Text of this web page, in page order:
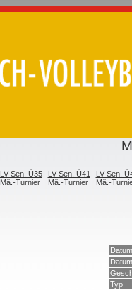
LV Sen. Ü35
Mä.-Turnier
LV Sen. Ü41
Mä.-Turnier
LV Sen.
Mä.-
Typ